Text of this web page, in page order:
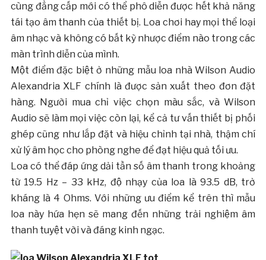
cùng đẳng cấp mới có thể phô diễn được hết khả năng
tái tạo âm thanh của thiết bị. Loa chơi hay mọi thể loại
âm nhạc và không có bất kỳ nhược điểm nào trong các
màn trình diễn của mình.
Một điểm đặc biệt ở những mẫu loa nhà Wilson Audio
Alexandria XLF chính là được sản xuất theo đơn đặt
hàng. Người mua chỉ việc chọn màu sắc, và Wilson
Audio sẽ làm mọi việc còn lại, kể cả tư vấn thiết bị phối
ghép cũng như lắp đặt và hiệu chỉnh tại nhà, thậm chí
xử lý âm học cho phòng nghe để đạt hiệu quả tối ưu.
Loa có thể đáp ứng dải tần số âm thanh trong khoảng
từ 19.5 Hz – 33 kHz, độ nhạy của loa là 93.5 dB, trở
kháng là 4 Ohms. Với những ưu điểm kể trên thì mẫu
loa này hứa hẹn sẽ mang đến những trải nghiệm âm
thanh tuyệt vời và đáng kinh ngạc.